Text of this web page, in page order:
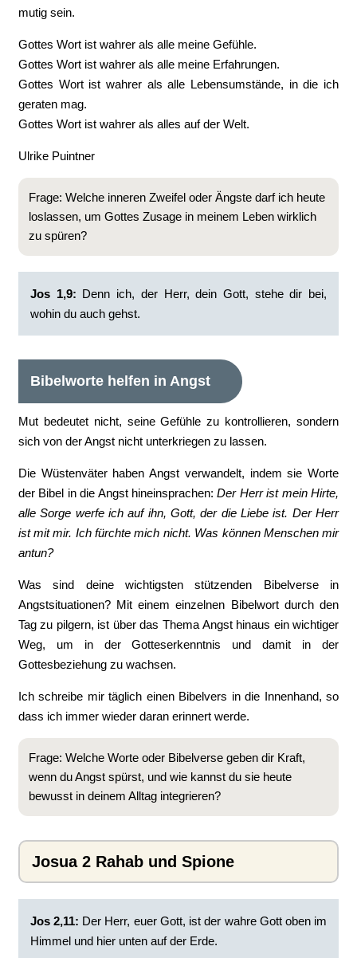
mutig sein.
Gottes Wort ist wahrer als alle meine Gefühle.
Gottes Wort ist wahrer als alle meine Erfahrungen.
Gottes Wort ist wahrer als alle Lebensumstände, in die ich
geraten mag.
Gottes Wort ist wahrer als alles auf der Welt.
Ulrike Puintner
Frage: Welche inneren Zweifel oder Ängste darf ich heute
loslassen, um Gottes Zusage in meinem Leben wirklich
zu spüren?
Jos 1,9: Denn ich, der Herr, dein Gott, stehe dir bei,
wohin du auch gehst.
Bibelworte helfen in Angst
Mut bedeutet nicht, seine Gefühle zu kontrollieren, sondern
sich von der Angst nicht unterkriegen zu lassen.
Die Wüstenväter haben Angst verwandelt, indem sie Worte
der Bibel in die Angst hineinsprachen:Der Herr ist mein Hirte,
alle Sorge werfe ich auf ihn, Gott, der die Liebe ist. Der Herr
ist mit mir. Ich fürchte mich nicht. Was können Menschen mir
antun?
Was sind deine wichtigsten stützenden Bibelverse in
Angstsituationen? Mit einem einzelnen Bibelwort durch den
Tag zu pilgern, ist über das Thema Angst hinaus ein wichtiger
Weg, um in der Gotteserkenntnis und damit in der
Gottesbeziehung zu wachsen.
Ich schreibe mir täglich einen Bibelvers in die Innenhand, so
dass ich immer wieder daran erinnert werde.
Frage: Welche Worte oder Bibelverse geben dir Kraft,
wenn du Angst spürst, und wie kannst du sie heute
bewusst in deinem Alltag integrieren?
Josua 2 Rahab und Spione
Jos 2,11: Der Herr, euer Gott, ist der wahre Gott oben im
Himmel und hier unten auf der Erde.